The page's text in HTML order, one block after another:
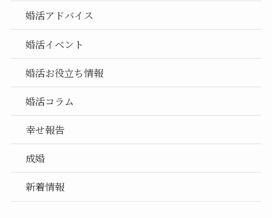
婚活アドバイス
婚活イベント
婚活お役立ち情報
婚活コラム
幸せ報告
成婚
新着情報